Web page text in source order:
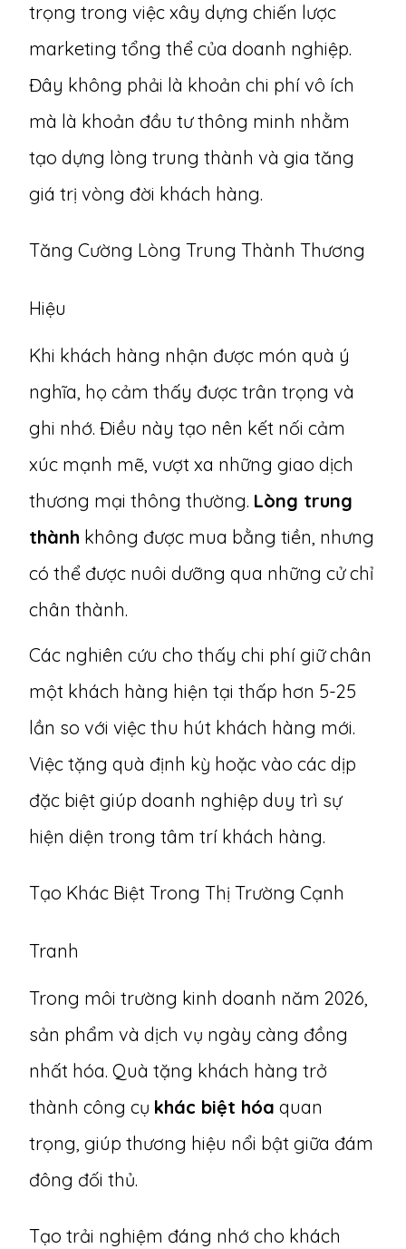
trọng trong việc xây dựng chiến lược
marketing tổng thể của doanh nghiệp.
Đây không phải là khoản chi phí vô ích
mà là khoản đầu tư thông minh nhằm
tạo dựng lòng trung thành và gia tăng
giá trị vòng đời khách hàng.
Tăng Cường Lòng Trung Thành Thương
Hiệu
Khi khách hàng nhận được món quà ý
nghĩa, họ cảm thấy được trân trọng và
ghi nhớ. Điều này tạo nên kết nối cảm
xúc mạnh mẽ, vượt xa những giao dịch
thương mại thông thường. Lòng trung
thành không được mua bằng tiền, nhưng
có thể được nuôi dưỡng qua những cử chỉ
chân thành.
Các nghiên cứu cho thấy chi phí giữ chân
một khách hàng hiện tại thấp hơn 5-25
lần so với việc thu hút khách hàng mới.
Việc tặng quà định kỳ hoặc vào các dịp
đặc biệt giúp doanh nghiệp duy trì sự
hiện diện trong tâm trí khách hàng.
Tạo Khác Biệt Trong Thị Trường Cạnh
Tranh
Trong môi trường kinh doanh năm 2026,
sản phẩm và dịch vụ ngày càng đồng
nhất hóa. Quà tặng khách hàng trở
thành công cụ khác biệt hóa quan
trọng, giúp thương hiệu nổi bật giữa đám
đông đối thủ.
Tạo trải nghiệm đáng nhớ cho khách